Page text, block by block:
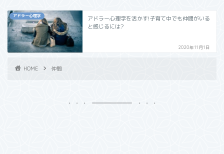
アドラー心理学
アドラー心理学を活かす!子育て中でも仲間がいる
と感じるには?
2020年11月1日
HOME 仲間